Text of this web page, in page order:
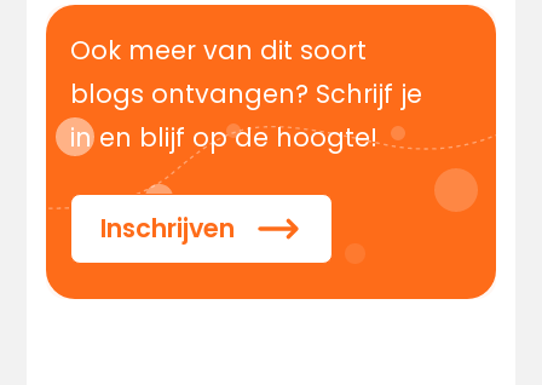
Ook meer van dit soort
blogs ontvangen? Schrijf je
in en blijf op de hoogte!
Inschrijven